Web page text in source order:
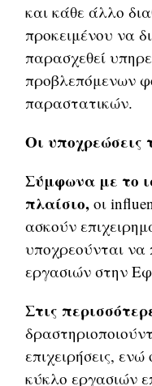
και κάθε άλλο
προκειμένου να
παρασχεθεί
προβλεπόμενων
παραστατικών.
Οι υποχρεώσεις
Σύμφωνα με το
πλαίσιο, οι
ασκούν
υποχρεούνται να
εργασιών στην
Στις
επιχειρήσεις,
κύκλο εργασιών